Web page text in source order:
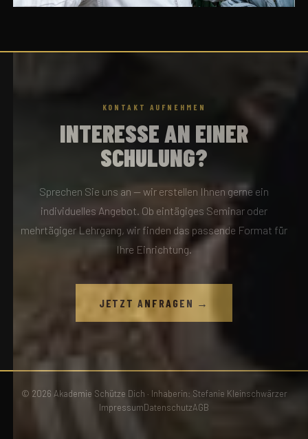
KONTAKT AUFNEHMEN
INTERESSE AN EINER
SCHULUNG?
Sprechen Sie uns an — wir erstellen Ihnen gerne ein
individuelles Angebot. Ob eintägiges Seminar oder
mehrtägiger Lehrgang, wir finden das passende Format für
Ihre Einrichtung.
JETZT ANFRAGEN →
© 2026 Akademie Schütze Dich · Inhaberin: Stefanie Kleinschwärzer
ImpressumDatenschutzAGB